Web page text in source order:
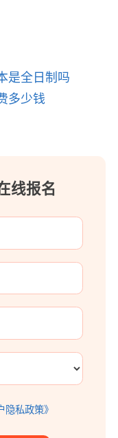
是全日制吗
多少钱
线报名
隐私政策》